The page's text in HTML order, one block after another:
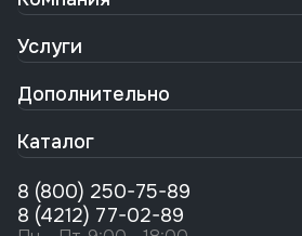
Услуги
Дополнительно
Каталог
8 (800) 250-75-89
8 (4212) 77-02-89